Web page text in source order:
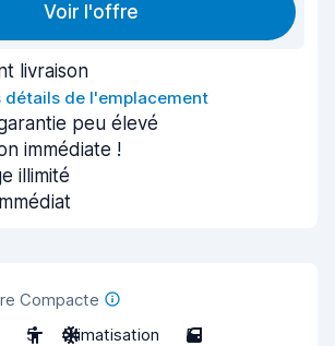
Voir l'offre
livraison
détails de l'emplacement
peu élevé
immédiate !
illimité
Compacte
5 Climatisation 5